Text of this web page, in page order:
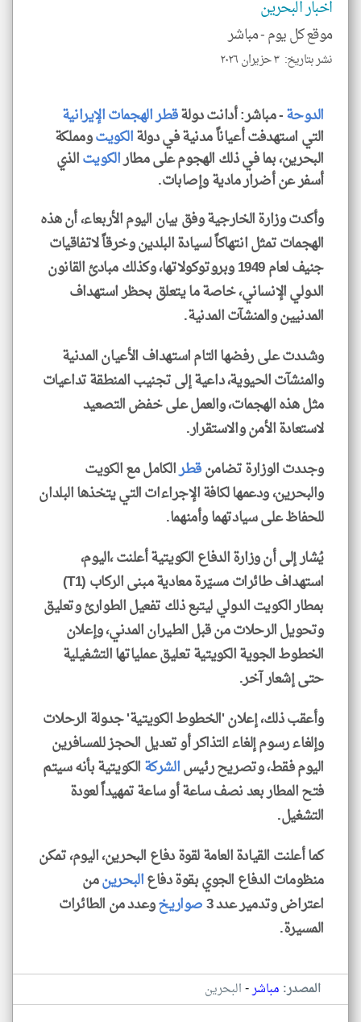
اخبار البحرين
موقع كل يوم -مباشر
نشر بتاريخ: ٣ حزيران ٢٠٢٦
الدوحة- مباشر: أدانت دولةقطرالهجمات الإيرانية
التي استهدفت أعياناً مدنية في دولةالكويتومملكة
البحرين، بما في ذلك الهجوم على مطارالكويتالذي
أسفر عن أضرار مادية وإصابات.
وأكدت وزارة الخارجية وفق بيان اليوم الأربعاء، أن هذه
الهجمات تمثل انتهاكاً لسيادة البلدين وخرقاً لاتفاقيات
جنيف لعام 1949 وبروتوكولاتها، وكذلك مبادئ القانون
الدولي الإنساني، خاصة ما يتعلق بحظر استهداف
المدنيين والمنشآت المدنية.
وشددت على رفضها التام استهداف الأعيان المدنية
والمنشآت الحيوية، داعية إلى تجنيب المنطقة تداعيات
مثل هذه الهجمات، والعمل على خفض التصعيد
لاستعادة الأمن والاستقرار.
وجددت الوزارة تضامنقطرالكامل مع الكويت
والبحرين، ودعمها لكافة الإجراءات التي يتخذها البلدان
للحفاظ على سيادتهما وأمنهما.
يُشار إلى أن وزارة الدفاع الكويتية أعلنت ،اليوم،
استهداف طائرات مسيّرة معادية مبنى الركاب (T1)
بمطار الكويت الدولي ليتبع ذلك تفعيل الطوارئ وتعليق
وتحويل الرحلات من قبل الطيران المدني، وإعلان
الخطوط الجوية الكويتية تعليق عملياتها التشغيلية
حتى إشعار آخر.
وأعقب ذلك، إعلان 'الخطوط الكويتية' جدولة الرحلات
وإلغاء رسوم إلغاء التذاكر أو تعديل الحجز للمسافرين
اليوم فقط، وتصريح رئيسالشركةالكويتية بأنه سيتم
فتح المطار بعد نصف ساعة أو ساعة تمهيداً لعودة
التشغيل.
كما أعلنت القيادة العامة لقوة دفاع البحرين، اليوم، تمكن
منظومات الدفاع الجوي بقوة دفاعالبحرينمن
اعتراض وتدمير عدد 3 صواريخوعدد من الطائرات
المسيرة.
المصدر: مباشر-البحرين
klyoum.com